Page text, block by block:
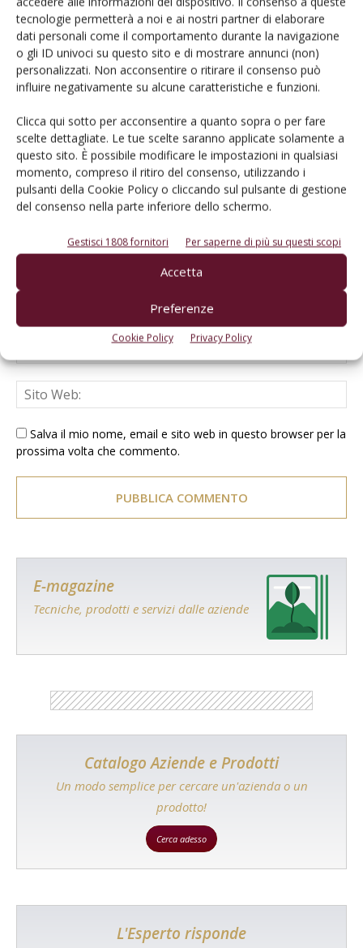
tecnologie permetterà a noi e ai nostri partner di elaborare
dati personali come il comportamento durante la navigazione
o gli ID univoci su questo sito e di mostrare annunci (non)
personalizzati. Non acconsentire o ritirare il consenso può
influire negativamente su alcune caratteristiche e funzioni.
Clicca qui sotto per acconsentire a quanto sopra o per fare
scelte dettagliate. Le tue scelte saranno applicate solamente a
questo sito. È possibile modificare le impostazioni in qualsiasi
momento, compreso il ritiro del consenso, utilizzando i
pulsanti della Cookie Policy o cliccando sul pulsante di gestione
del consenso nella parte inferiore dello schermo.
Gestisci 1808 fornitori Per saperne di più su questi scopi
Accetta
Preferenze
Cookie Policy Privacy Policy
LASCIA UN COMMENTO
Salva il mio nome, email e sito web in questo browser per la
prossima volta che commento.
E-magazine
Tecniche, prodotti e servizi dalle aziende
Catalogo Aziende e Prodotti
Un modo semplice per cercare un'azienda o un
prodotto!
Cerca adesso
L'Esperto risponde